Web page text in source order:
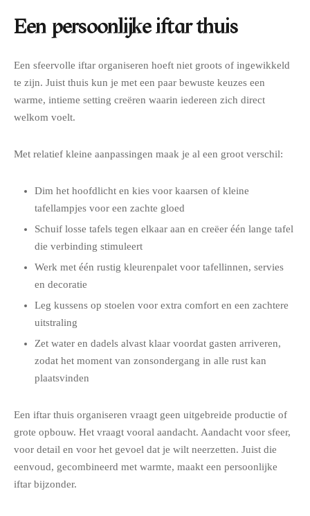
Een persoonlijke iftar thuis
Een sfeervolle iftar organiseren hoeft niet groots of ingewikkeld
te zijn. Juist thuis kun je met een paar bewuste keuzes een
warme, intieme setting creëren waarin iedereen zich direct
welkom voelt.
Met relatief kleine aanpassingen maak je al een groot verschil:
Dim het hoofdlicht en kies voor kaarsen of kleine
tafellampjes voor een zachte gloed
Schuif losse tafels tegen elkaar aan en creëer één lange tafel
die verbinding stimuleert
Werk met één rustig kleurenpalet voor tafellinnen, servies
en decoratie
Leg kussens op stoelen voor extra comfort en een zachtere
uitstraling
Zet water en dadels alvast klaar voordat gasten arriveren,
zodat het moment van zonsondergang in alle rust kan
plaatsvinden
Een iftar thuis organiseren vraagt geen uitgebreide productie of
grote opbouw. Het vraagt vooral aandacht. Aandacht voor sfeer,
voor detail en voor het gevoel dat je wilt neerzetten. Juist die
eenvoud, gecombineerd met warmte, maakt een persoonlijke
iftar bijzonder.